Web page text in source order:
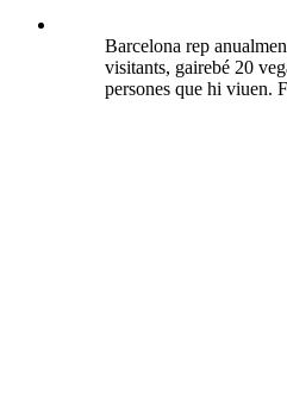
Barcelona rep
visitants, gairebé 20
persones que hi viuen.